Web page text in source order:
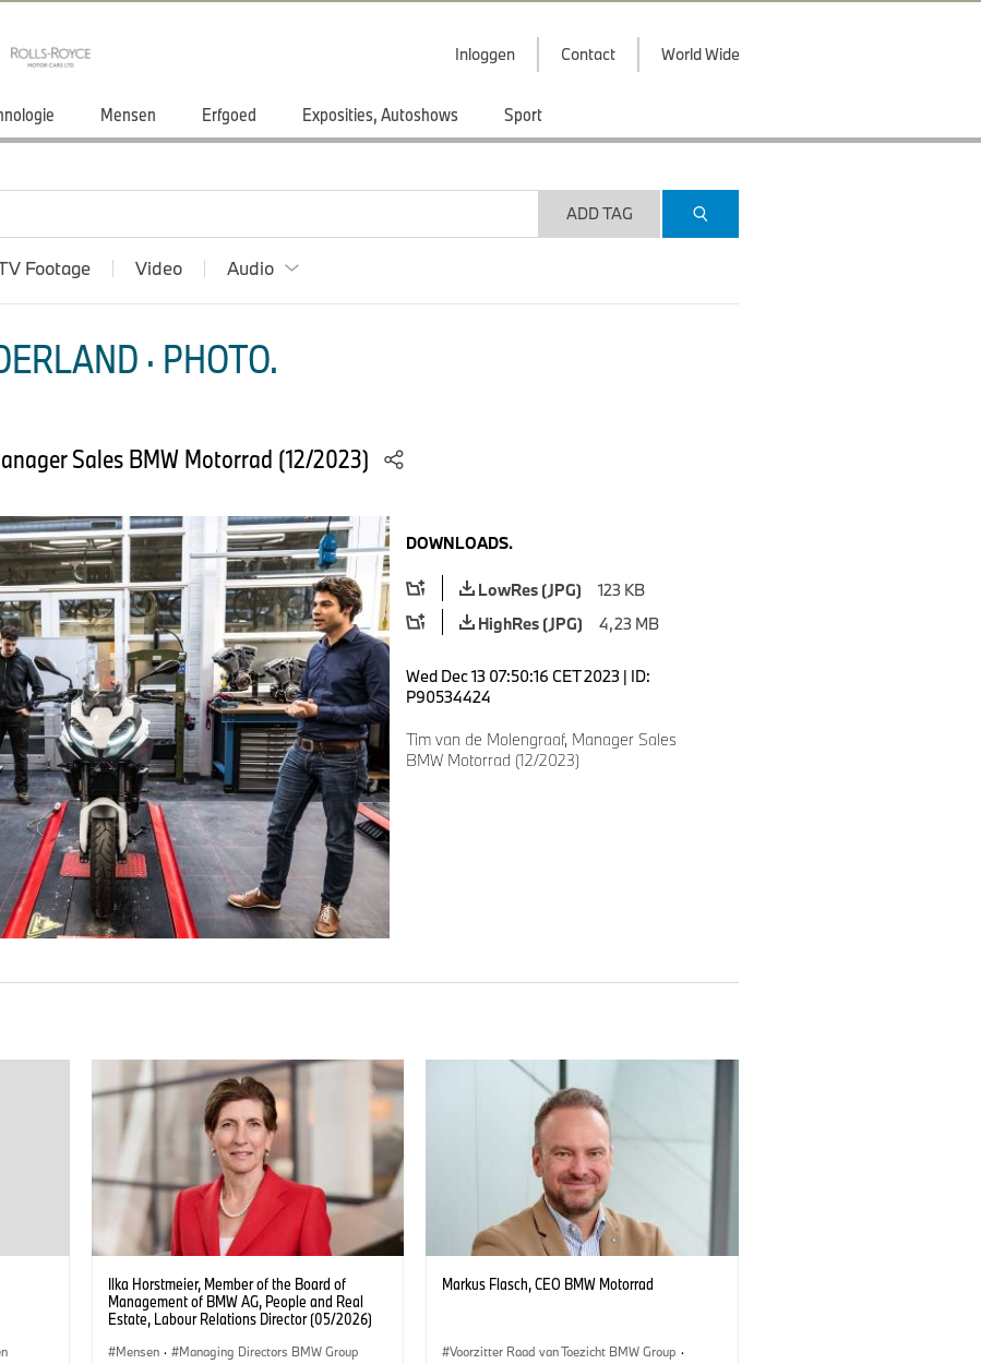
Inloggen Contact World Wide
Mensen Erfgoed Exposities, Autoshows Sport
ADD TAG
Footage Video Audio
· PHOTO.
Sales BMW Motorrad (12/2023)
DOWNLOADS.
LowRes (JPG)
123 KB
HighRes (JPG)
4,23 MB
Wed Dec 13 07:50:16 CET 2023 | ID:
P90534424
Tim van de Molengraaf, Manager Sales
BMW Motorrad (12/2023)
Ilka Horstmeier, Member of the Board of
Management of BMW AG, People and Real
Estate, Labour Relations Director (05/2026)
Mensen · Managing Directors BMW Group
Markus Flasch, CEO BMW Motorrad
Voorzitter Raad van Toezicht BMW Group ·